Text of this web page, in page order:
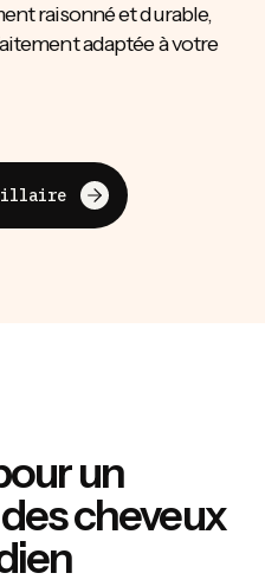
raisonné et durable,
adaptée à votre
un
cheveux